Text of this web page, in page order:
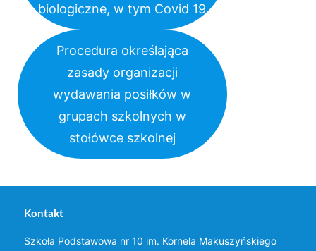
biologiczne, w tym Covid 19
Procedura określająca
zasady organizacji
wydawania posiłków w
grupach szkolnych w
stołówce szkolnej
Kontakt
Szkoła Podstawowa nr 10 im. Kornela Makuszyńskiego